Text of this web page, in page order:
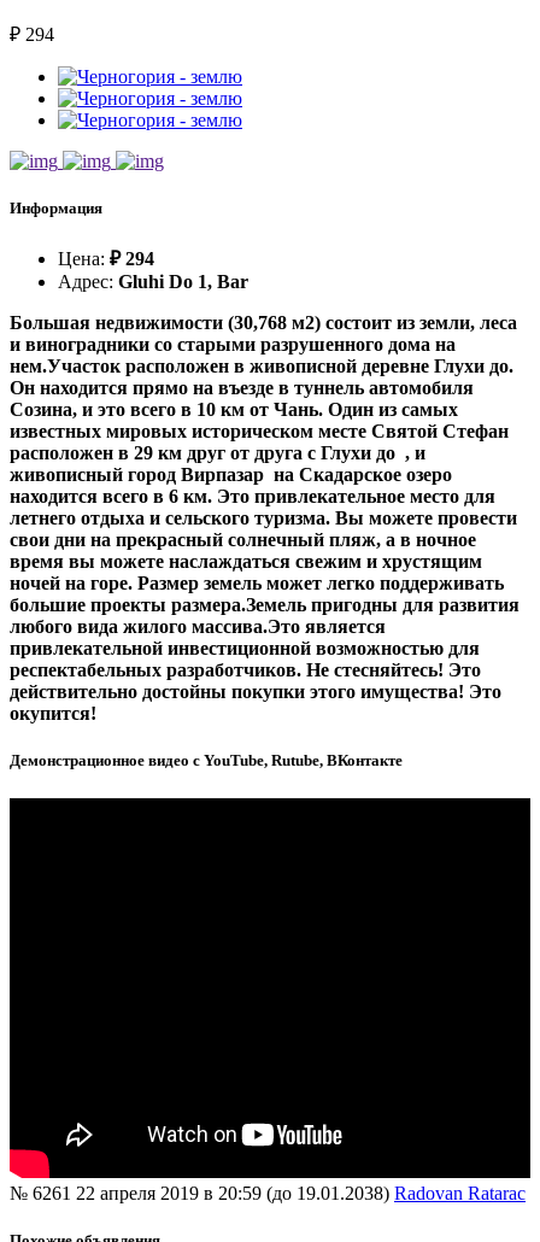
₽ 294
Информация
Цена: ₽294
Адрес: Gluhi Do 1, Bar
Большая недвижимости (30,768 м2) состоит из земли, леса
и виноградники со старыми разрушенного дома на
нем.Участок расположен в живописной деревне Глухи до.
Он находится прямо на въезде в туннель автомобиля
Созина, и это всего в 10 км от Чань. Один из самых
известных мировых историческом месте Святой Стефан
расположен в 29 км друг от друга с Глухи до , и
живописный город Вирпазар на Скадарское озеро
находится всего в 6 км. Это привлекательное место для
летнего отдыха и сельского туризма. Вы можете провести
свои дни на прекрасный солнечный пляж, а в ночное
время вы можете наслаждаться свежим и хрустящим
ночей на горе. Размер земель может легко поддерживать
большие проекты размера.Земель пригодны для развития
любого вида жилого массива.Это является
привлекательной инвестиционной возможностью для
респектабельных разработчиков. Не стесняйтесь! Это
действительно достойны покупки этого имущества! Это
окупится!
Демонстрационное видео с YouTube, Rutube, ВКонтакте
№ 6261 22 апреля 2019 в 20:59 (до 19.01.2038) Radovan Ratarac